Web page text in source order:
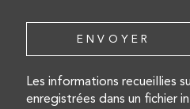
ENVOYER
Les informations recueillies
enregistrées dans un fichier